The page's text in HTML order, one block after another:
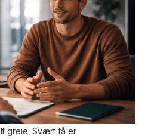
greie. Svært få er